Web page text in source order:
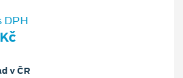
DPH
v ČR